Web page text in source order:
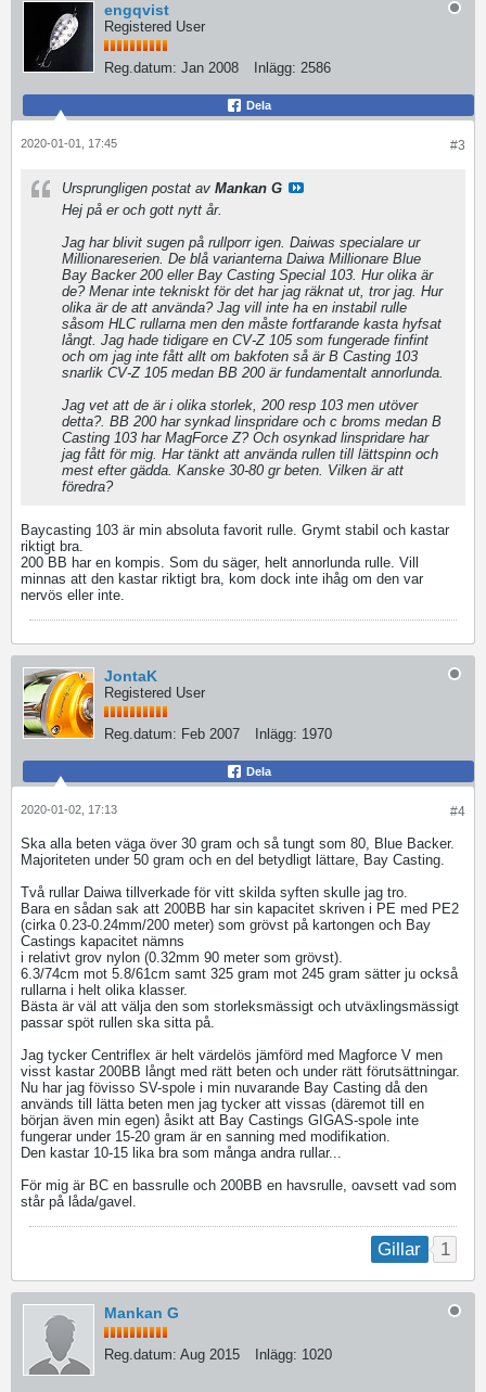
engqvist
Registered User
Reg.datum: Jan 2008 Inlägg: 2586
Dela
#3
2020-01-01, 17:45
Ursprungligen postat av Mankan G
Hej på er och gott nytt år.
Jag har blivit sugen på rullporr igen. Daiwas specialare ur
Millionareserien. De blå varianterna Daiwa Millionare Blue
Bay Backer 200 eller Bay Casting Special 103. Hur olika är
de? Menar inte tekniskt för det har jag räknat ut, tror jag. Hur
olika är de att använda? Jag vill inte ha en instabil rulle
såsom HLC rullarna men den måste fortfarande kasta hyfsat
långt. Jag hade tidigare en CV-Z 105 som fungerade finfint
och om jag inte fått allt om bakfoten så är B Casting 103
snarlik CV-Z 105 medan BB 200 är fundamentalt annorlunda.
Jag vet att de är i olika storlek, 200 resp 103 men utöver
detta?. BB 200 har synkad linspridare och c broms medan B
Casting 103 har MagForce Z? Och osynkad linspridare har
jag fått för mig. Har tänkt att använda rullen till lättspinn och
mest efter gädda. Kanske 30-80 gr beten. Vilken är att
föredra?
Baycasting 103 är min absoluta favorit rulle. Grymt stabil och kastar
riktigt bra.
200 BB har en kompis. Som du säger, helt annorlunda rulle. Vill
minnas att den kastar riktigt bra, kom dock inte ihåg om den var
nervös eller inte.
JontaK
Registered User
Reg.datum: Feb 2007 Inlägg: 1970
Dela
#4
2020-01-02, 17:13
Ska alla beten väga över 30 gram och så tungt som 80, Blue Backer.
Majoriteten under 50 gram och en del betydligt lättare, Bay Casting.
Två rullar Daiwa tillverkade för vitt skilda syften skulle jag tro.
Bara en sådan sak att 200BB har sin kapacitet skriven i PE med PE2
(cirka 0.23-0.24mm/200 meter) som grövst på kartongen och Bay
Castings kapacitet nämns
i relativt grov nylon (0.32mm 90 meter som grövst).
6.3/74cm mot 5.8/61cm samt 325 gram mot 245 gram sätter ju också
rullarna i helt olika klasser.
Bästa är väl att välja den som storleksmässigt och utväxlingsmässigt
passar spöt rullen ska sitta på.
Jag tycker Centriflex är helt värdelös jämförd med Magforce V men
visst kastar 200BB långt med rätt beten och under rätt förutsättningar.
Nu har jag fövisso SV-spole i min nuvarande Bay Casting då den
används till lätta beten men jag tycker att vissas (däremot till en
början även min egen) åsikt att Bay Castings GIGAS-spole inte
fungerar under 15-20 gram är en sanning med modifikation.
Den kastar 10-15 lika bra som många andra rullar...
För mig är BC en bassrulle och 200BB en havsrulle, oavsett vad som
står på låda/gavel.
Gillar 1
Mankan G
Reg.datum: Aug 2015 Inlägg: 1020